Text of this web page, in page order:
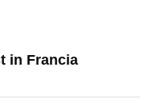
in Francia